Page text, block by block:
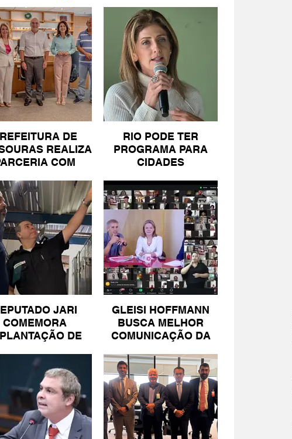
DE
REALIZA
COM
RIO PODE TER
PROGRAMA PARA
CIDADES
JARI
COMEMORA
DE
GLEISI HOFFMANN
BUSCA MELHOR
COMUNICAÇÃO DA